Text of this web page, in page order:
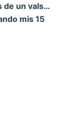
de un vals…
mis 15